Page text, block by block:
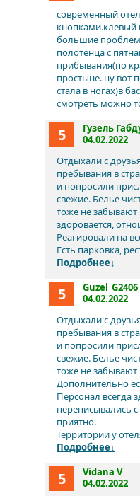
современный
кнопками.клевый
большие
полотенца с
прибывания(по
простыне. ну вот
стала в ногах)в
смотреть можно
5
Гузель
04.02.2022
Отдыхали с
пребывания в
и попросили
свежие. Белье
тоже не
здоровается,
Реагировали на
Есть парковка,
Подробнее↓
5
Guzel_G2406
04.02.2022
Отдыхали с
пребывания в
и попросили
свежие. Белье
тоже не
Дополнительно
Персонал всегда
переписывались
приятно.
Территории у
Подробнее↓
5
Vidana V
04.02.2022